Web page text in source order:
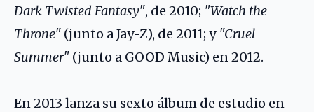
Dark Twisted Fantasy", de 2010; "Watch the
Throne" (junto a Jay-Z), de 2011; y "Cruel
Summer" (junto a GOOD Music) en 2012.
En 2013 lanza su sexto álbum de estudio en